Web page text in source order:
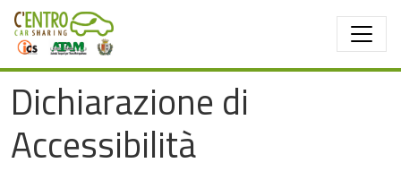
Salta al contenuto principale
Dichiarazione di
Accessibilità